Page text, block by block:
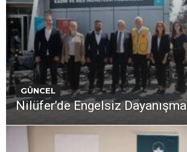
GÜNCEL
Nilüfer’de Engelsiz Dayanışma